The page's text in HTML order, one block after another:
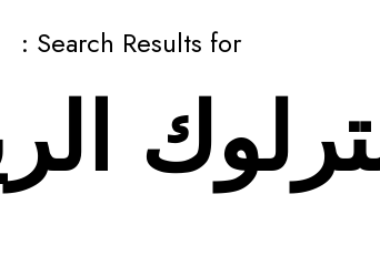
Search Results for :